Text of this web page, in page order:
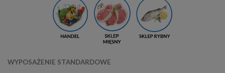
WYPOSAŻENIE STANDARDOWE